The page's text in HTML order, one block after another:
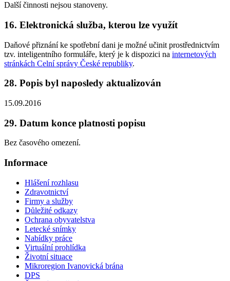
Další činnosti nejsou stanoveny.
16. Elektronická služba, kterou lze využít
Daňové přiznání ke spotřební dani je možné učinit prostřednictvím
tzv. inteligentního formuláře, který je k dispozici na internetových
stránkách Celní správy České republiky.
28. Popis byl naposledy aktualizován
15.09.2016
29. Datum konce platnosti popisu
Bez časového omezení.
Informace
Hlášení rozhlasu
Zdravotnictví
Firmy a služby
Důležité odkazy
Ochrana obyvatelstva
Letecké snímky
Nabídky práce
Virtuální prohlídka
Životní situace
Mikroregion Ivanovická brána
DPS